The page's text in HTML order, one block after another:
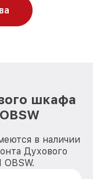
шкафа
в наличии
Духового